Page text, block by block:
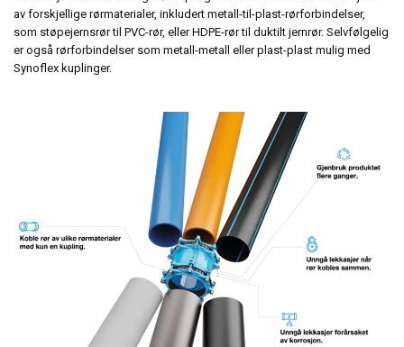
av forskjellige rørmaterialer, inkludert metall-til-plast-rørforbindelser,
som støpejernsrør til PVC-rør, eller HDPE-rør til duktilt jernrør. Selvfølgelig
er også rørforbindelser som metall-metall eller plast-plast mulig med
Synoflex kuplinger.